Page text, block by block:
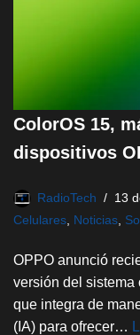
ColorOS 15,
dispositivos
RadioTech
13
Celulares Noticias
OPPO anunció
versión del sistema
que integra de
(IA) para ofrecer…